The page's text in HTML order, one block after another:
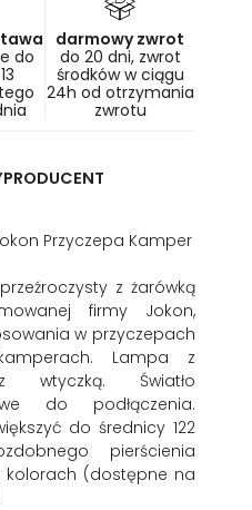
do
darmowy zwrot
do 20 dni, zwrot
środków w ciągu
24h od otrzymania
zwrotu
PRODUCENT
Przyczepa Kamper
z żarówką
firmy Jokon,
w przyczepach
Lampa z
wtyczką. Światło
do podłączenia.
do średnicy 122
pierścienia
(dostępne na